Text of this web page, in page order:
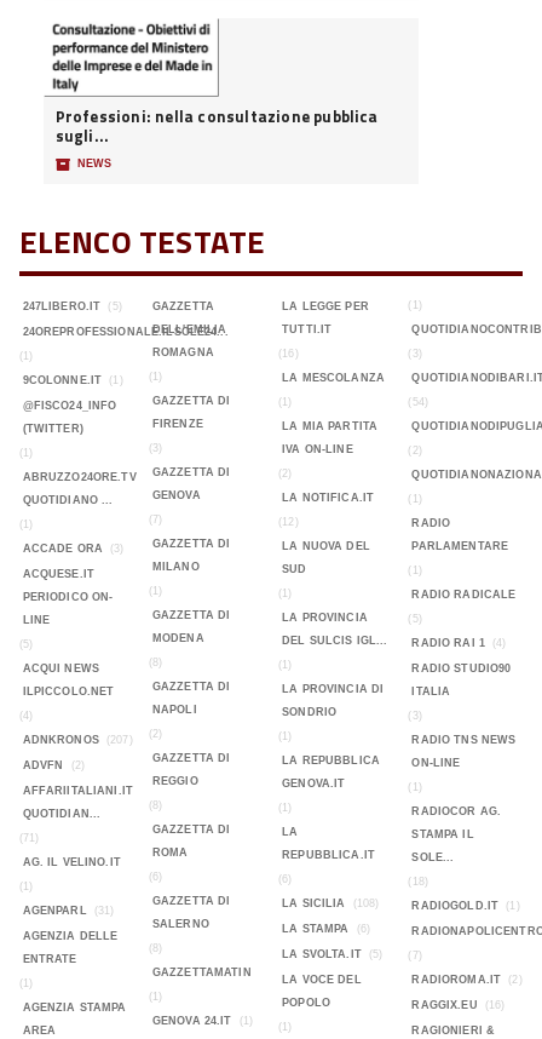
Professioni: nella consultazione pubblica
sugli...
📦 NEWS
ELENCO TESTATE
247LIBERO.IT (5)
24OREPROFESSIONALE.ILSOLE24...
(1)
9COLONNE.IT
(1)
@FISCO24_INFO
(TWITTER)
(1)
ABRUZZO24ORE.TV
QUOTIDIANO ...
(1)
ACCADE ORA
(3)
ACQUESE.IT
PERIODICO ON-
LINE
(5)
ACQUI NEWS
ILPICCOLO.NET
(4)
ADNKRONOS
(207)
ADVFN (2)
AFFARIITALIANI.IT
QUOTIDIAN...
(71)
AG. IL VELINO.IT
(1)
AGENPARL
(31)
AGENZIA DELLE
ENTRATE
(1)
AGENZIA STAMPA
AREA
GAZZETTA
DELL'EMILIA
ROMAGNA
(1)
GAZZETTA DI
FIRENZE
(3)
GAZZETTA DI
GENOVA
(7)
GAZZETTA DI
MILANO
(1)
GAZZETTA DI
MODENA
(8)
GAZZETTA DI
NAPOLI
(2)
GAZZETTA DI
REGGIO
(8)
GAZZETTA DI
ROMA
(6)
GAZZETTA DI
SALERNO
(8)
GAZZETTAMATIN
(1)
GENOVA 24.IT
(1)
LA LEGGE PER
TUTTI.IT
(16)
LA MESCOLANZA
(1)
LA MIA PARTITA
IVA ON-LINE
(2)
LA NOTIFICA.IT
(12)
LA NUOVA DEL
SUD
(1)
LA PROVINCIA
DEL SULCIS IGL...
(1)
LA PROVINCIA DI
SONDRIO
(1)
LA REPUBBLICA
GENOVA.IT
(1)
LA
REPUBBLICA.IT
(6)
LA SICILIA
(108)
LA STAMPA (6)
LA SVOLTA.IT (5)
LA VOCE DEL
POPOLO
(1)
(1)
(3)
(54)
(2)
(1)
RADIO
PARLAMENTARE
(1)
RADIO RADICALE
(5)
RADIO RAI 1
(4)
RADIO STUDIO90
ITALIA
(3)
RADIO TNS NEWS
ON-LINE
(1)
RADIOCOR AG.
STAMPA IL
SOLE...
(18)
RADIOGOLD.IT
(1)
(7)
RADIOROMA.IT
(2)
RAGGIX.EU (16)
RAGIONIERI &